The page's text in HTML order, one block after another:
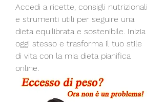
Accedi a ricette, consigli nutrizionali
e strumenti utili per seguire una
dieta equilibrata e sostenibile. Inizia
oggi stesso e trasforma il tuo stile
di vita con la mia dieta pianifica
online.